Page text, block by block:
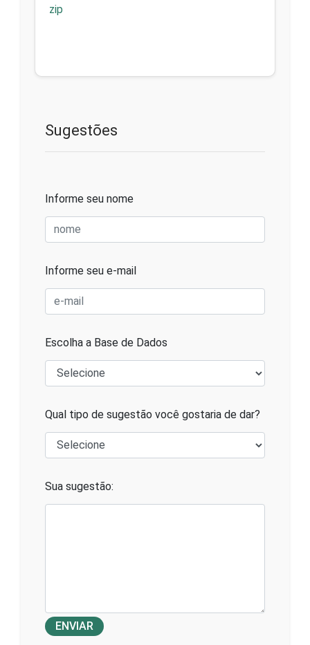
zip
Sugestões
Informe seu nome
Informe seu e-mail
Escolha a Base de Dados
Qual tipo de sugestão você gostaria de dar?
Sua sugestão:
ENVIAR